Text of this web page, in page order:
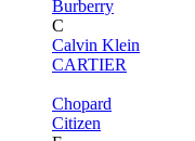
Burberry
C
Calvin Klein
CARTIER
Chopard
Citizen